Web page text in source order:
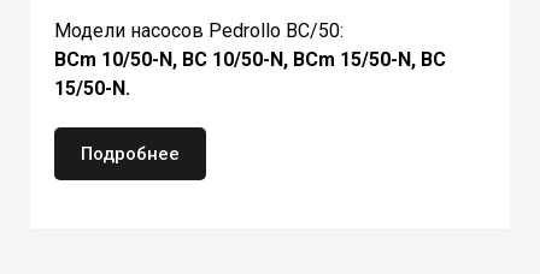
Модели насосов Pedrollo BC/50:
BCm 10/50-N, BC 10/50-N, BCm 15/50-N, BC
15/50-N.
Подробнее